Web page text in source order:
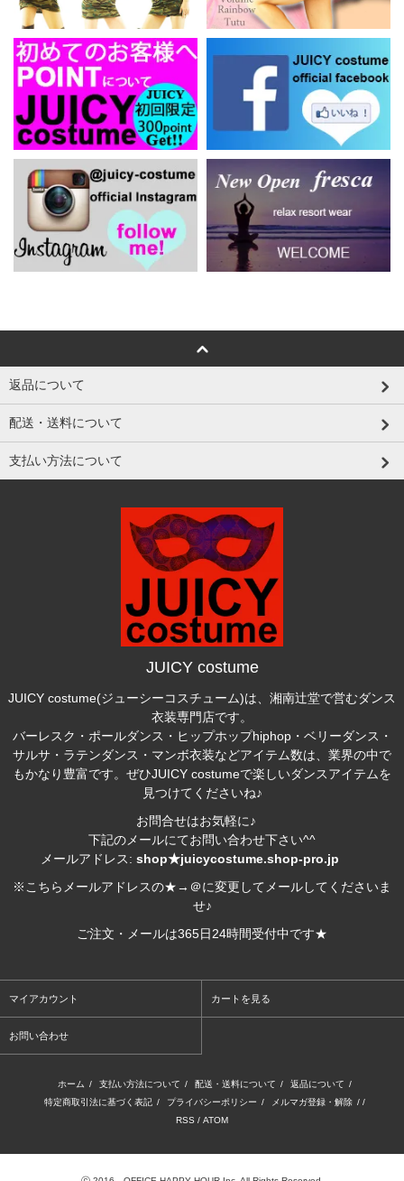
返品について
配送・送料について
支払い方法について
JUICY costume
JUICY costume(ジューシーコスチューム)は、湘南辻堂で営むダンス
衣装専門店です。
バーレスク・ポールダンス・ヒップホップhiphop・ベリーダンス・
サルサ・ラテンダンス・マンボ衣装などアイテム数は、業界の中で
もかなり豊富です。ぜひJUICY costumeで楽しいダンスアイテムを
見つけてくださいね♪
お問合せはお気軽に♪
下記のメールにてお問い合わせ下さい^^
メールアドレス: shop★juicycostume.shop-pro.jp
※こちらメールアドレスの★→＠に変更してメールしてくださいま
せ♪
ご注文・メールは365日24時間受付中です★
マイアカウント カートを見る
お問い合わせ
ホーム / 支払い方法について / 配送・送料について / 返品について /
特定商取引法に基づく表記 / プライバシーポリシー / メルマガ登録・解除 / /
RSS / ATOM